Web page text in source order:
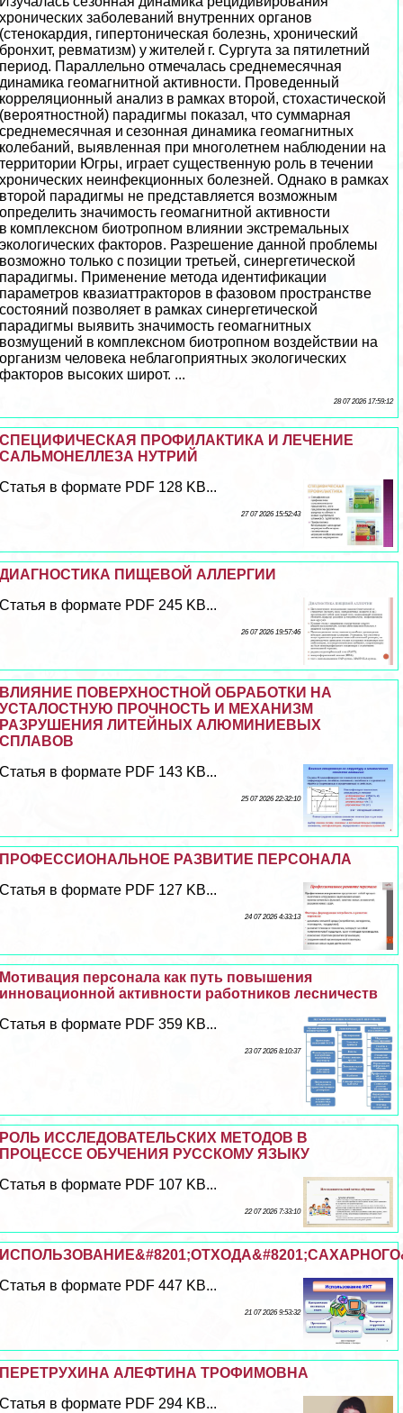
хронических заболеваний внутренних органов
(стенокардия, гипертоническая болезнь, хронический
бронхит, ревматизм) у жителей г. Сургута за пятилетний
период. Параллельно отмечалась среднемecячная
динамика геомагнитной активности. Проведенный
корреляционный анализ в рамках второй, стохастической
(вероятностной) парадигмы показал, что суммарная
среднемecячная и сезонная динамика геомагнитных
колебаний, выявленная при многолетнем наблюдении на
территории Югры, играет существенную роль в течении
хронических неинфекционных болезней. Однако в рамках
второй парадигмы не представляется возможным
определить значимость геомагнитной активности
в комплексном биотропном влиянии экстремальных
экологических факторов. Разрешение данной проблемы
возможно только с позиции третьей, синергетической
парадигмы. Применение метода идентификации
параметров квазиаттpaкторов в фазовом прострaнcтве
состояний позволяет в рамках синергетической
парадигмы выявить значимость геомагнитных
возмущений в комплексном биотропном воздействии на
организм человека нeблагоприятных экологических
факторов высоких широт. ...
28 07 2026 17:59:12
СПЕЦИФИЧЕСКАЯ ПРОФИЛАКТИКА И ЛЕЧЕНИЕ
САЛЬМОНЕЛЛЕЗА НУТРИЙ
Статья в формате PDF 128 KB...
27 07 2026 15:52:43
ДИАГНОСТИКА ПИЩЕВОЙ АЛЛЕРГИИ
Статья в формате PDF 245 KB...
26 07 2026 19:57:46
ВЛИЯНИЕ ПОВЕРХНОСТНОЙ ОБРАБОТКИ НА
УСТАЛОСТНУЮ ПРОЧНОСТЬ И МЕХАНИЗМ
РАЗРУШЕНИЯ ЛИТЕЙНЫХ АЛЮМИНИЕВЫХ
СПЛАВОВ
Статья в формате PDF 143 KB...
25 07 2026 22:32:10
ПРОФЕССИОНАЛЬНОЕ РАЗВИТИЕ ПЕРСОНАЛА
Статья в формате PDF 127 KB...
24 07 2026 4:33:13
Мотивация персонала как путь повышения
инновационной активности работников лесничеств
Статья в формате PDF 359 KB...
23 07 2026 8:10:37
РОЛЬ ИССЛЕДОВАТЕЛЬСКИХ МЕТОДОВ В
ПРОЦЕССЕ ОБУЧЕНИЯ РУССКОМУ ЯЗЫКУ
Статья в формате PDF 107 KB...
22 07 2026 7:33:10
Статья в формате PDF 447 KB...
21 07 2026 9:53:32
ПЕРЕТРУХИНА АЛЕФТИНА ТРОФИМОВНА
Статья в формате PDF 294 KB...